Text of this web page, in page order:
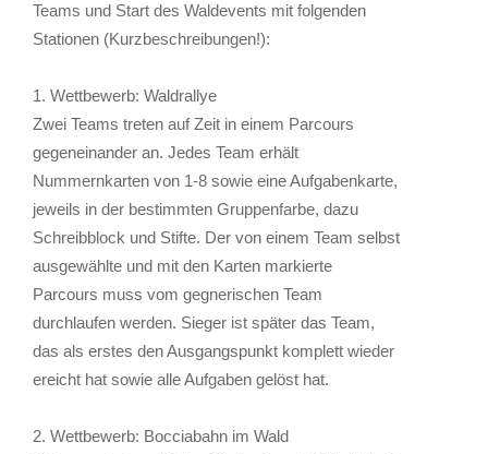
Teams und Start des Waldevents mit folgenden
Stationen (Kurzbeschreibungen!):
1. Wettbewerb: Waldrallye
Zwei Teams treten auf Zeit in einem Parcours
gegeneinander an. Jedes Team erhält
Nummernkarten von 1-8 sowie eine Aufgabenkarte,
jeweils in der bestimmten Gruppenfarbe, dazu
Schreibblock und Stifte. Der von einem Team selbst
ausgewählte und mit den Karten markierte
Parcours muss vom gegnerischen Team
durchlaufen werden. Sieger ist später das Team,
das als erstes den Ausgangspunkt komplett wieder
ereicht hat sowie alle Aufgaben gelöst hat.
2. Wettbewerb: Bocciabahn im Wald